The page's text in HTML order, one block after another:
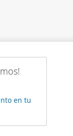
en tu